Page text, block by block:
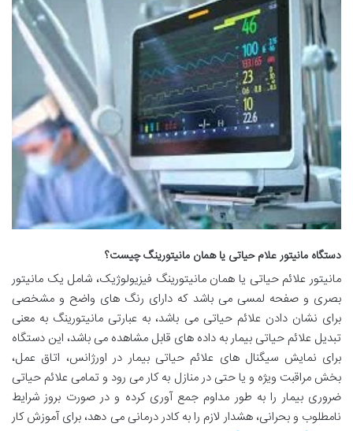
دستگاه مانیتور علام حیاتی یا همان مانیتورینگ چیست؟
مانیتور علائم حیاتی یا همان مانیتورینگ فیزیولوژیک، شامل یک مانیتور
بصری و صفحه لمسی می باشد که دارای رنگ های واضح و مشخصی
برای نشان دادن علائم حیاتی می باشد، به عبارتی مانیتورینگ به معنی
تبدیل علائم حیاتی بیمار به داده های قابل مشاهده می باشد، این دستگاه
برای نمایش سیگنال های علائم حیاتی بیمار در اورژانس، اتاق عمل،
بخش مراقبت ویژه و یا حتی در منازل به کار می رود و تمامی علائم حیاتی
ضروری بیمار را به طور مداوم جمع آوری کرده و در صورت بروز شرایط
نامطلوب و بحرانی، هشدار لازم را به کادر درمانی می دهد، برای آموزش کار